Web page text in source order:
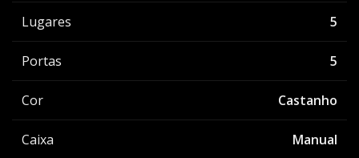
Lugares 5
Portas 5
Cor Castanho
Caixa Manual